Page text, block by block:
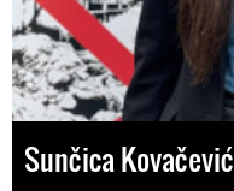
Sunčica Kovačević